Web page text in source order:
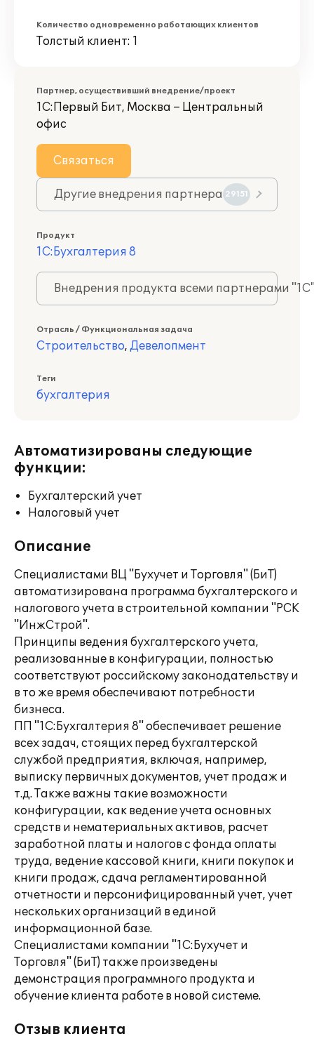
Количество одновременно работающих клиентов
Толстый клиент: 1
Партнер, осуществивший внедрение/проект
1С:Первый Бит, Москва – Центральный
офис
Связаться
Другие внедрения партнера 29151
Продукт
1С:Бухгалтерия 8
Внедрения продукта всеми партнерами
Отрасль / Функциональная задача
Строительство, Девелопмент
Теги
бухгалтерия
Автоматизированы следующие
функции:
Бухгалтерский учет
Налоговый учет
Описание
Специалистами ВЦ "Бухучет и Торговля" (БиТ)
автоматизирована программа бухгалтерского и
налогового учета в строительной компании "РСК
"ИнжСтрой".
Принципы ведения бухгалтерского учета,
реализованные в конфигурации, полностью
соответствуют российскому законодательству и
в то же время обеспечивают потребности
бизнеса.
ПП "1С:Бухгалтерия 8" обеспечивает решение
всех задач, стоящих перед бухгалтерской
службой предприятия, включая, например,
выписку первичных документов, учет продаж и
т.д. Также важны такие возможности
конфигурации, как ведение учета основных
средств и нематериальных активов, расчет
заработной платы и налогов с фонда оплаты
труда, ведение кассовой книги, книги покупок и
книги продаж, сдача регламентированной
отчетности и персонифицированный учет, учет
нескольких организаций в единой
информационной базе.
Специалистами компании "1С:Бухучет и
Торговля" (БиТ) также произведены
демонстрация программного продукта и
обучение клиента работе в новой системе.
Отзыв клиента